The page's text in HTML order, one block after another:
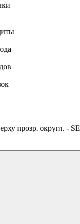
прозр. округл. - SE